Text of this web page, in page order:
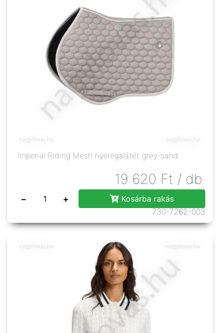
Imperial Riding Mesh nyeregalátét grey-sand
19 620 Ft / db
− +
Kosárba rakás
730-7262-003